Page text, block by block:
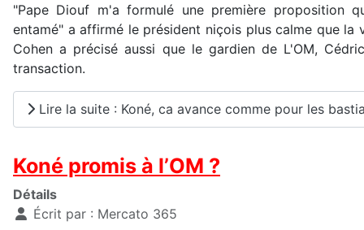
"Pape Diouf m'a formulé une première proposition
entamé" a affirmé le président niçois plus calme que la
Cohen a précisé aussi que le gardien de L'OM,
transaction.
Lire la suite : Koné, ca avance comme pour les
Koné promis à l’OM ?
Détails
Écrit par : Mercato 365